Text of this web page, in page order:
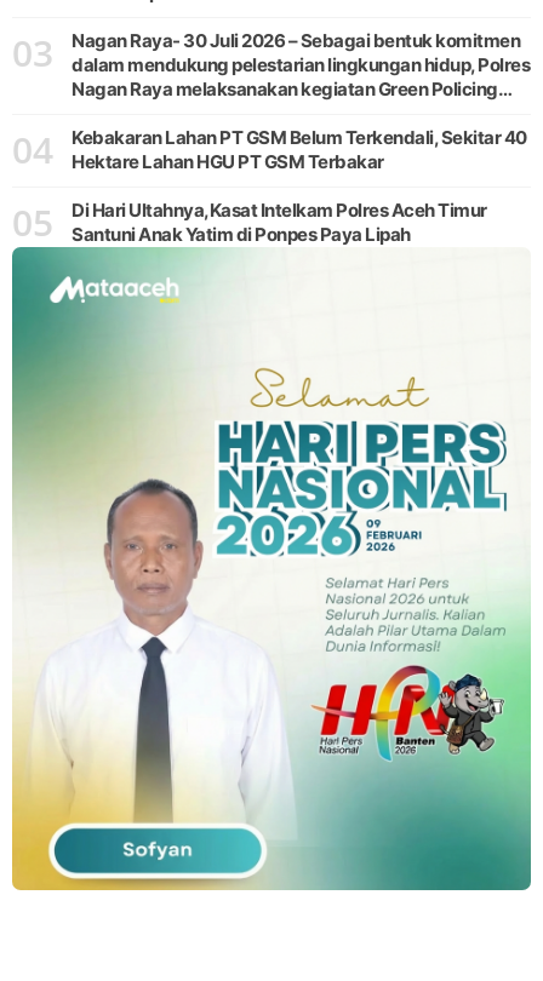
03
Nagan Raya- 30 Juli 2026 – Sebagai bentuk komitmen
dalam mendukung pelestarian lingkungan hidup, Polres
Nagan Raya melaksanakan kegiatan Green Policing
Kecamatan Beutong, Kabupaten
04
Kebakaran Lahan PT GSM Belum Terkendali, Sekitar 40
Hektare Lahan HGU PT GSM Terbakar
05
Di Hari Ultahnya,Kasat Intelkam Polres Aceh Timur
Santuni Anak Yatim di Ponpes Paya Lipah